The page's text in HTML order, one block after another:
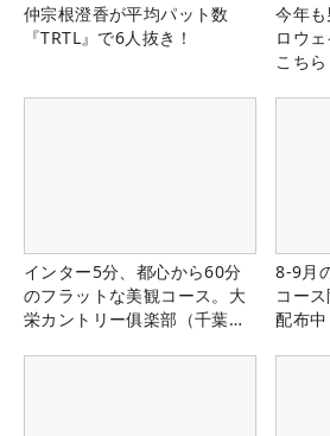
仲宗根澄香が平均パット数
『TRTL』で6人抜き！
今年
ロウ
こちら
インター5分、都心から60分
のフラットな美観コース。大
栄カントリー俱楽部（千葉
8-9月
コー
配布中